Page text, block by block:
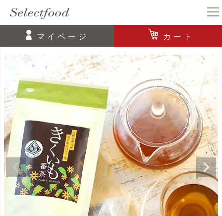
マイページ カート